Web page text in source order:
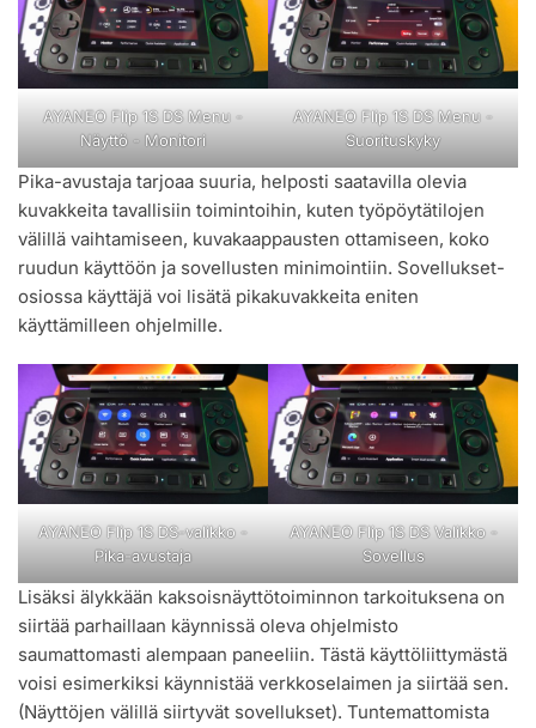
AYANEO Flip 1S DS Menu -
Näyttö - Monitori
AYANEO Flip 1S DS Menu -
Suorituskyky
Pika-avustaja tarjoaa suuria, helposti saatavilla olevia
kuvakkeita tavallisiin toimintoihin, kuten työpöytätilojen
välillä vaihtamiseen, kuvakaappausten ottamiseen, koko
ruudun käyttöön ja sovellusten minimointiin. Sovellukset-
osiossa käyttäjä voi lisätä pikakuvakkeita eniten
käyttämilleen ohjelmille.
AYANEO Flip 1S DS-valikko -
Pika-avustaja
AYANEO Flip 1S DS Valikko -
Sovellus
Lisäksi älykkään kaksoisnäyttötoiminnon tarkoituksena on
siirtää parhaillaan käynnissä oleva ohjelmisto
saumattomasti alempaan paneeliin. Tästä käyttöliittymästä
voisi esimerkiksi käynnistää verkkoselaimen ja siirtää sen.
(Näyttöjen välillä siirtyvät sovellukset). Tuntemattomista